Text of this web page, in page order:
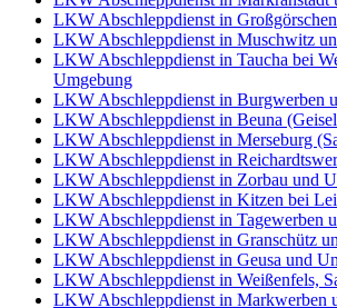
LKW Abschleppdienst in
LKW Abschleppdienst in Muschwitz
LKW Abschleppdienst in Taucha bei
Umgebung
LKW Abschleppdienst in Burgwerben
LKW Abschleppdienst in Beuna
LKW Abschleppdienst in Merseburg
LKW Abschleppdienst in
LKW Abschleppdienst in Zorbau und
LKW Abschleppdienst in Kitzen bei
LKW Abschleppdienst in Tagewerben
LKW Abschleppdienst in Granschütz
LKW Abschleppdienst in Geusa und
LKW Abschleppdienst in Weißenfels,
LKW Abschleppdienst in Markwerben